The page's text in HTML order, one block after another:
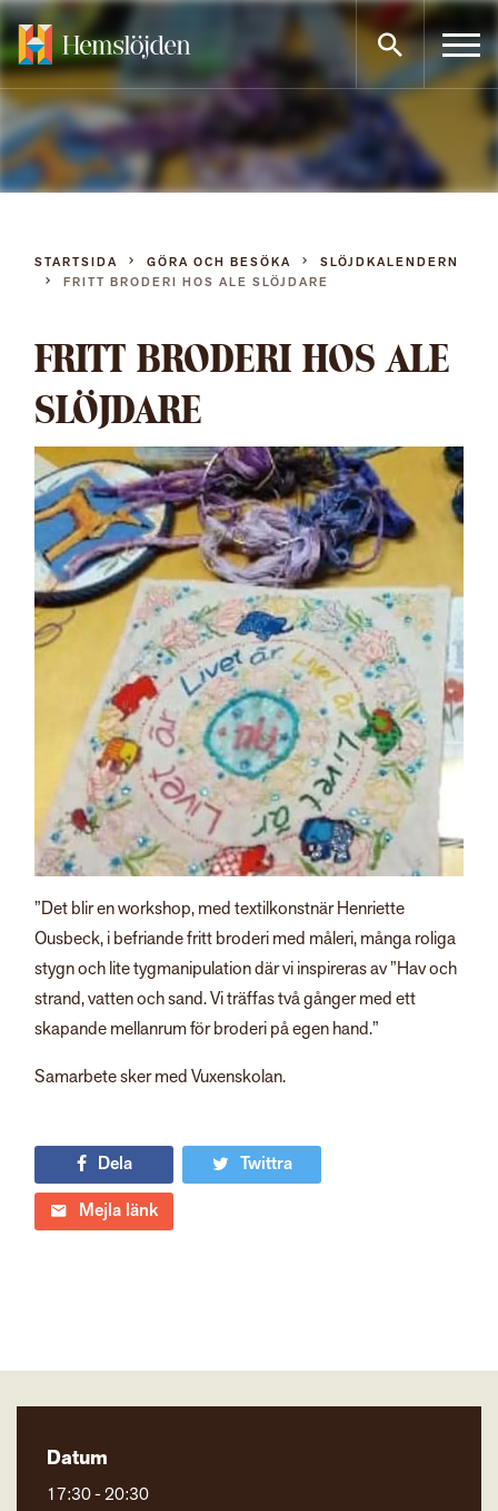
innehållet
STARTSIDA GÖRA OCH BESÖKA
SLÖJDKALENDERN
FRITT BRODERI HOS ALE SLÖJDARE
FRITT BRODERI HOS ALE
SLÖJDARE
”Det blir en workshop, med textilkonstnär Henriette
Ousbeck, i befriande fritt broderi med måleri, många roliga
stygn och lite tygmanipulation där vi inspireras av ”Hav och
strand, vatten och sand. Vi träffas två gånger med ett
skapande mellanrum för broderi på egen hand.”
Samarbete sker med Vuxenskolan.
Dela
Twittra
Mejla länk
Datum
17:30 - 20:30